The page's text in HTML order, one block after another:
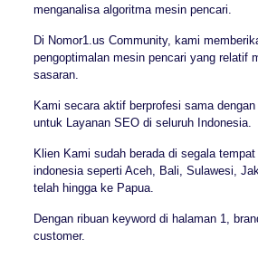
menganalisa algoritma mesin pencari.
Di Nomor1.us Community, kami
pengoptimalan mesin pencari yang relatif
sasaran.
Kami secara aktif berprofesi sama
untuk Layanan SEO di seluruh Indonesia.
Klien Kami sudah berada di segala
indonesia seperti Aceh, Bali, Sulawesi,
telah hingga ke Papua.
Dengan ribuan keyword di halaman 1,
customer.